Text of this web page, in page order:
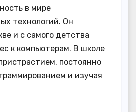
в мире
технологий. Он
и с самого детства
к компьютерам. В школе
постоянно
и изучая